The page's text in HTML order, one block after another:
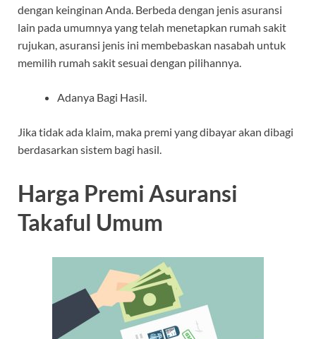
dengan keinginan Anda. Berbeda dengan jenis asuransi
lain pada umumnya yang telah menetapkan rumah sakit
rujukan, asuransi jenis ini membebaskan nasabah untuk
memilih rumah sakit sesuai dengan pilihannya.
Adanya Bagi Hasil.
Jika tidak ada klaim, maka premi yang dibayar akan dibagi
berdasarkan sistem bagi hasil.
Harga Premi Asuransi
Takaful Umum